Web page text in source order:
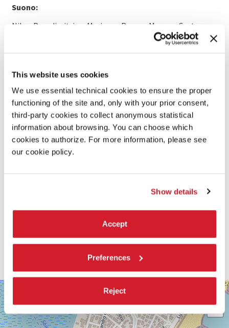
This website uses cookies
We use essential technical cookies to ensure the proper
functioning of the site and, only with your prior consent,
third-party cookies to collect anonymous statistical
information about browsing. You can choose which
cookies to authorize. For more information, please see
our cookie policy.
Show details
Accept
Preferences
Reject
Suono:
Nikos Papadimitriou, Marianne Roussy-Moreau, Costas
Varibobiotis, Edouard Morin, Daniel Sobrino
Benoît Maffone
SCOPRI DI PIÙ SUL FILM
SALA
GRANDE
LUNGOMARE
MARCONI
−